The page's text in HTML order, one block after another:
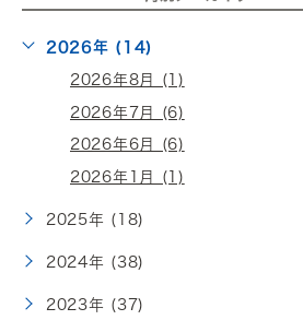
2026年 (14)
2026年8月 (1)
2026年7月 (6)
2026年6月 (6)
2026年1月 (1)
2025年 (18)
2024年 (38)
2023年 (37)